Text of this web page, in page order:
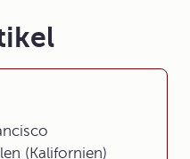
(Kalifornien)